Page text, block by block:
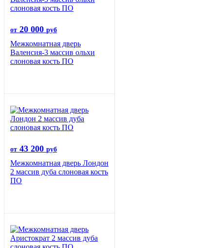
от 20 000 руб
Межкомнатная дверь
Валенсия-3 массив ольхи
слоновая кость ПО
от 43 200 руб
Межкомнатная дверь Лондон
2 массив дуба слоновая кость
ПО